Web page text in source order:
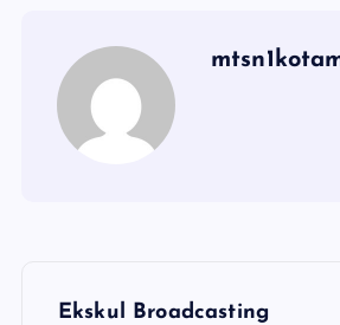
NEkskul Broadcasting